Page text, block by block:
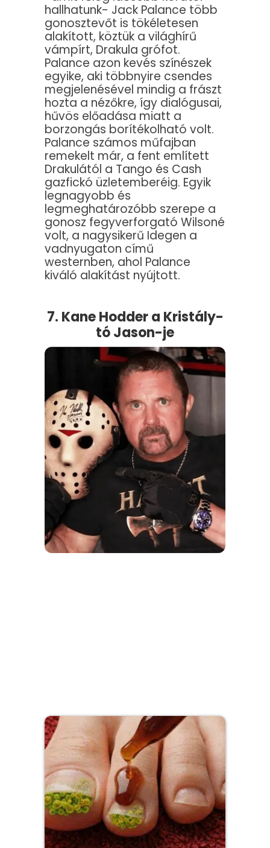
hallhatunk- Jack Palance több
gonosztevőt is tökéletesen
alakított, köztük a világhírű
vámpírt, Drakula grófot.
Palance azon kevés színészek
egyike, aki többnyire csendes
megjelenésével mindig a frászt
hozta a nézőkre, így dialógusai,
hűvös előadása miatt a
borzongás borítékolható volt.
Palance számos műfajban
remekelt már, a fent említett
Drakulától a Tango és Cash
gazfickó üzletemberéig. Egyik
legnagyobb és
legmeghatározóbb szerepe a
gonosz fegyverforgató Wilsoné
volt, a nagysikerű Idegen a
vadnyugaton című
westernben, ahol Palance
kiváló alakítást nyújtott.
7. Kane Hodder a Kristály-
tó Jason-je